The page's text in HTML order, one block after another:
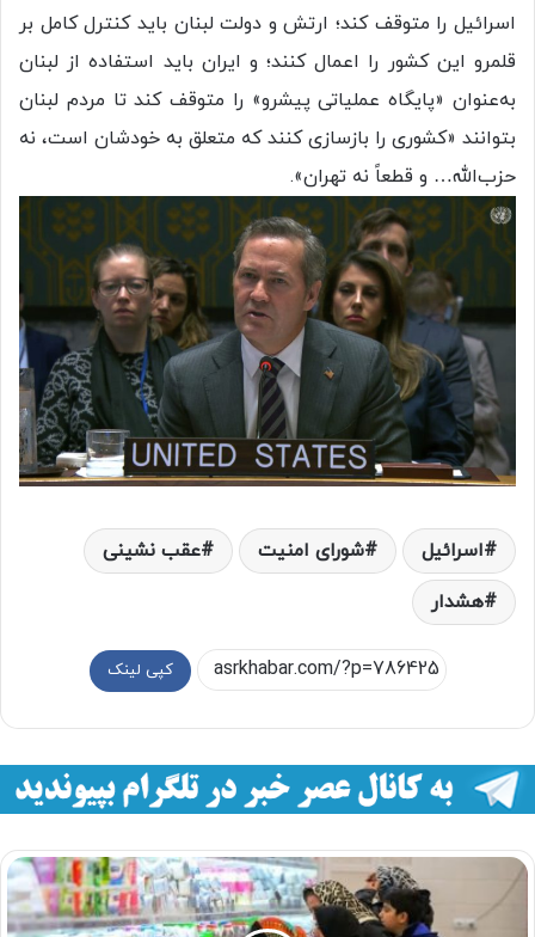
اسرائیل را متوقف کند؛ ارتش و دولت لبنان باید کنترل کامل بر
قلمرو این کشور را اعمال کنند؛ و ایران باید استفاده از لبنان
به‌عنوان «پایگاه عملیاتی پیشرو» را متوقف کند تا مردم لبنان
بتوانند «کشوری را بازسازی کنند که متعلق به خودشان است، نه
حزب‌الله… و قطعاً نه تهران».
اسرائیل شورای امنیت
عقب نشینی
هشدار
کپی لینک